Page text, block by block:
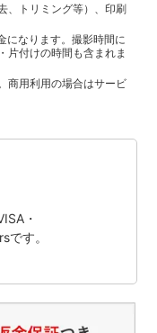
、トリミング等）、印刷
になります。撮影時間に
片付けの時間も含まれま
商用利用の場合はサービ
・
です。